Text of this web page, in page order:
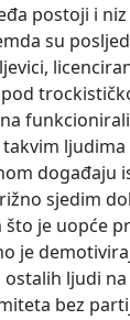
postoji i
su
funkcionirali
događaju
sjedim
je uopće
je
ljudi
bez